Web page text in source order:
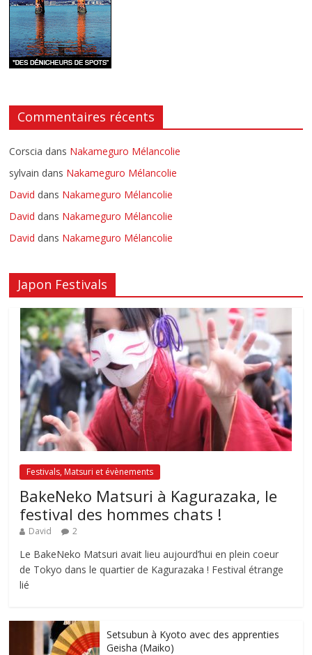
Commentaires récents
Corscia dans Nakameguro Mélancolie
sylvain dans Nakameguro Mélancolie
David dans Nakameguro Mélancolie
David dans Nakameguro Mélancolie
David dans Nakameguro Mélancolie
Japon Festivals
Festivals, Matsuri et évènements
BakeNeko Matsuri à Kagurazaka, le
festival des hommes chats !
David 2
Le BakeNeko Matsuri avait lieu aujourd’hui en plein coeur
de Tokyo dans le quartier de Kagurazaka ! Festival étrange
lié
Setsubun à Kyoto avec des apprenties
Geisha (Maiko)